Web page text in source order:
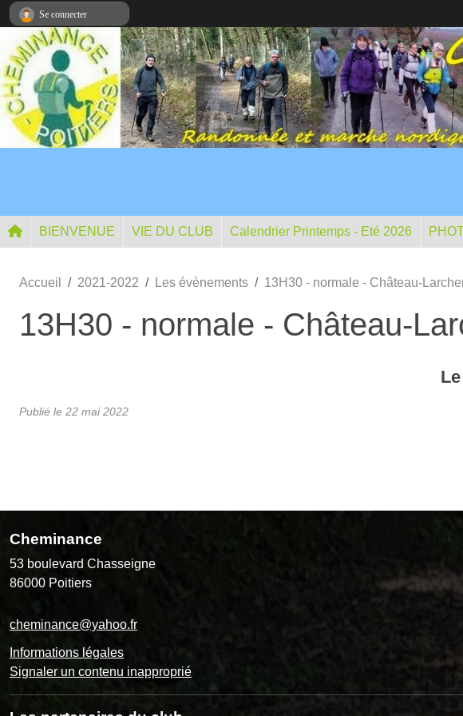
BIENVENUE VIE DU CLUB Calendrier Printemps - Eté 2026
Accueil 2021-2022 Les évènements 13H30 - normale - Château-
13H30 - normale - Château-
Le
Publié le 22 mai 2022
Cheminance
53 boulevard Chasseigne
86000 Poitiers
cheminance@yahoo.fr
Informations légales
Signaler un contenu inapproprié
Se connecter
Panneau de gestion des cookies